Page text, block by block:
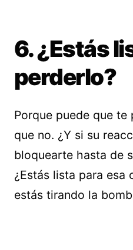
6. ¿Estás
perderlo?
Porque puede que
que no. ¿Y si su
bloquearte hasta de
¿Estás lista para esa
estás tirando la